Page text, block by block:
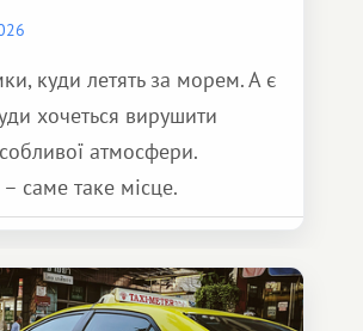
куди летять за морем. А є
хочеться вирушити
​​атмосфери.
саме таке місце.